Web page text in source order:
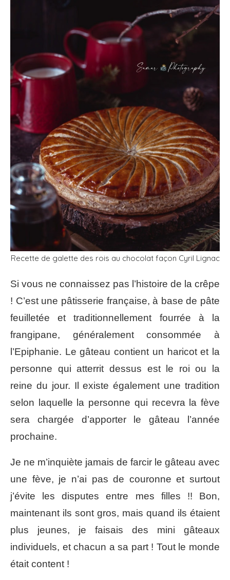
Recette de galette des rois au chocolat façon Cyril Lignac
Si vous ne connaissez pas l’histoire de la crêpe
! C’est une pâtisserie française, à base de pâte
feuilletée et traditionnellement fourrée à la
frangipane, généralement consommée à
l’Epiphanie. Le gâteau contient un haricot et la
personne qui atterrit dessus est le roi ou la
reine du jour. Il existe également une tradition
selon laquelle la personne qui recevra la fève
sera chargée d’apporter le gâteau l’année
prochaine.
Je ne m’inquiète jamais de farcir le gâteau avec
une fève, je n’ai pas de couronne et surtout
j’évite les disputes entre mes filles !! Bon,
maintenant ils sont gros, mais quand ils étaient
plus jeunes, je faisais des mini gâteaux
individuels, et chacun a sa part ! Tout le monde
était content !